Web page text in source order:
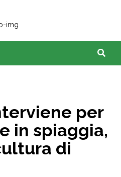
per
in spiaggia,
di